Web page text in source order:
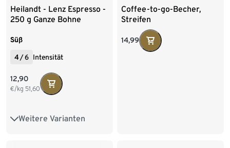
Heilandt - Lenz Espresso -
250 g Ganze Bohne
Süß
4/6 Intensität
12,90
€/kg 51,60
Weitere Varianten
250 g Ganze Bohne
Coffee-to-go-Becher,
Streifen
14,99